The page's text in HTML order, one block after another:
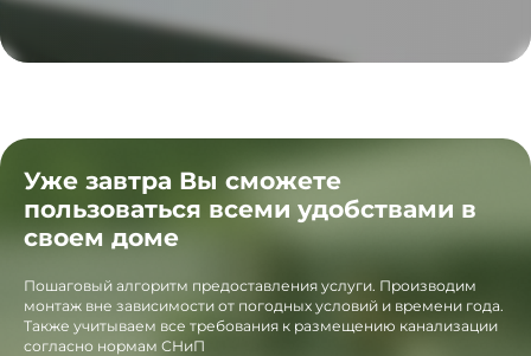
Уже завтра Вы сможете
пользоваться всеми удобствами в
своем доме
Пошаговый алгоритм предоставления услуги. Производим
монтаж вне зависимости от погодных условий и времени года.
Также учитываем все требования к размещению канализации
согласно нормам СНиП